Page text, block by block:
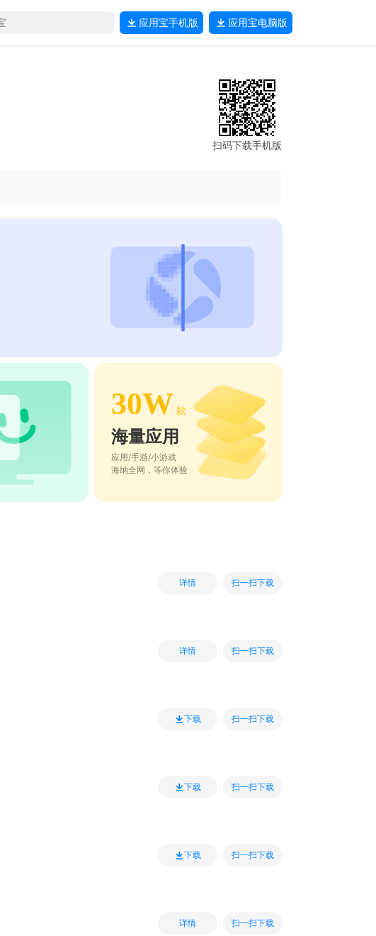
应用宝手机版 应用宝电脑版
扫码下载手机版
30W 款
海量应用
应用/手游/小游戏
海纳全网，等你体验
详情 扫一扫下载
详情 扫一扫下载
下载 扫一扫下载
下载 扫一扫下载
下载 扫一扫下载
详情 扫一扫下载